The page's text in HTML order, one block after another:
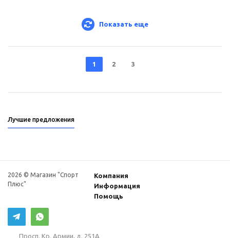
Показать еще
1 2 3
Лучшие предложения
2026 © Магазин "Спорт
Плюс"
Компания
Информация
Помощь
Просп. Кр. Армии, д. 251А